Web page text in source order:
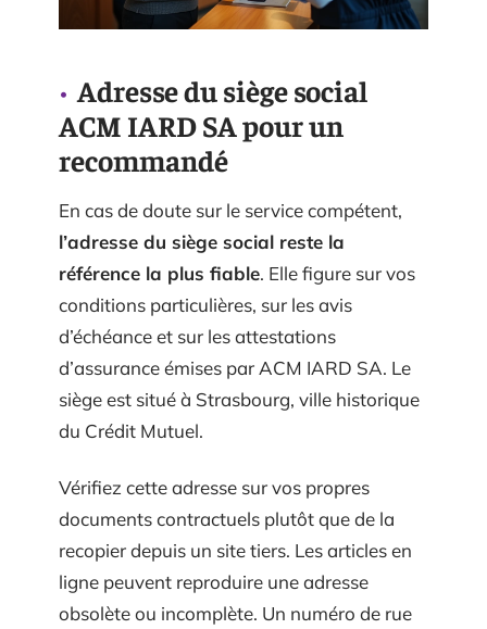
Adresse du siège social
ACM IARD SA pour un
recommandé
En cas de doute sur le service compétent,
l’adresse du siège social reste la
référence la plus fiable. Elle figure sur vos
conditions particulières, sur les avis
d’échéance et sur les attestations
d’assurance émises par ACM IARD SA. Le
siège est situé à Strasbourg, ville historique
du Crédit Mutuel.
Vérifiez cette adresse sur vos propres
documents contractuels plutôt que de la
recopier depuis un site tiers. Les articles en
ligne peuvent reproduire une adresse
obsolète ou incomplète. Un numéro de rue